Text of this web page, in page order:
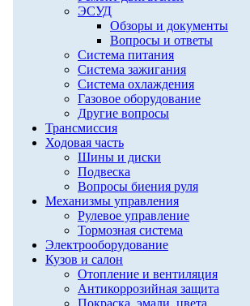
ЭСУД
Обзоры и документы
Вопросы и ответы
Система питания
Система зажигания
Система охлаждения
Газовое оборудование
Другие вопросы
Трансмиссия
Ходовая часть
Шины и диски
Подвеска
Вопросы биения руля
Механизмы управления
Рулевое управление
Тормозная система
Электрооборудование
Кузов и салон
Отопление и вентиляция
Антикоррозийная защита
Покраска, эмали, цвета